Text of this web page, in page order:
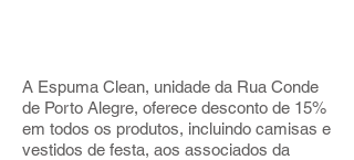
A Espuma Clean, unidade da Rua Conde
de Porto Alegre, oferece desconto de 15%
em todos os produtos, incluindo camisas e
vestidos de festa, aos associados da